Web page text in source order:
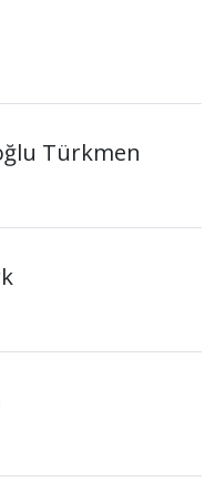
Türkmen